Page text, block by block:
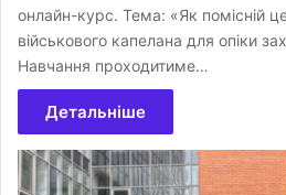
онлайн-курс. Тема: «Як помісній
військового капелана для опіки
Навчання проходитиме…
Детальніше